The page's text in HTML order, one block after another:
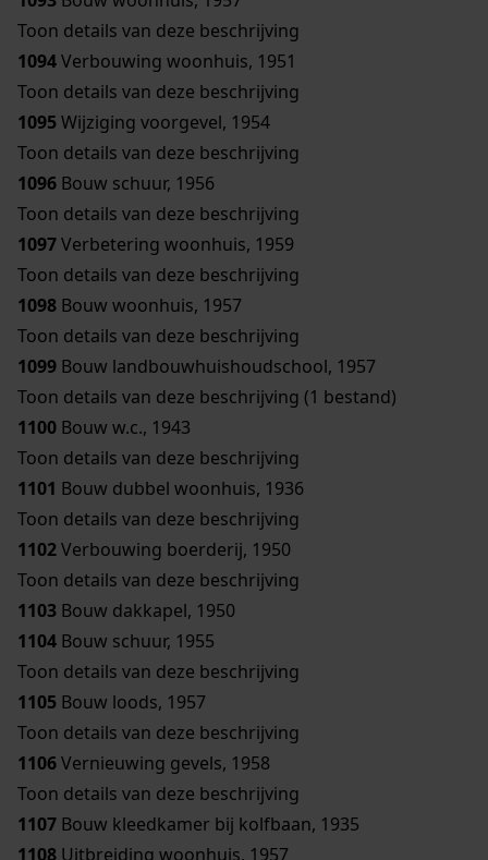
Toon details van deze beschrijving
1094Verbouwing woonhuis, 1951
Toon details van deze beschrijving
1095Wijziging voorgevel, 1954
Toon details van deze beschrijving
1096 Bouw schuur, 1956
Toon details van deze beschrijving
1097Verbetering woonhuis, 1959
Toon details van deze beschrijving
1098 Bouw woonhuis, 1957
Toon details van deze beschrijving
1099 Bouw landbouwhuishoudschool, 1957
Toon details van deze beschrijving (1 bestand)
1100 Bouw w.c., 1943
Toon details van deze beschrijving
1101 Bouw dubbel woonhuis, 1936
Toon details van deze beschrijving
1102Verbouwing boerderij, 1950
Toon details van deze beschrijving
1103 Bouw dakkapel, 1950
1104 Bouw schuur, 1955
Toon details van deze beschrijving
1105 Bouw loods, 1957
Toon details van deze beschrijving
1106Vernieuwing gevels, 1958
Toon details van deze beschrijving
1107 Bouw kleedkamer bij kolfbaan, 1935
1108 Uitbreiding woonhuis, 1957